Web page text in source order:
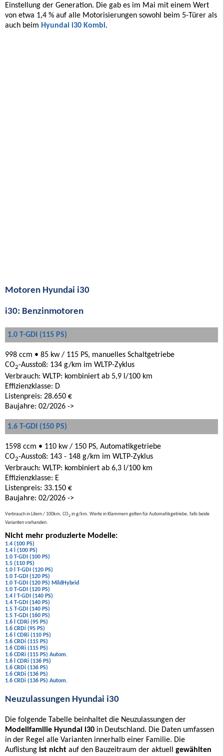
Einstellung der Generation. Die gab es im Mai mit einem Wert
von etwa 1,4 % auf alle Motorisierungen sowohl beim 5-Türer als
auch beim Hyundai i30 Kombi.
Motoren Hyundai i30
i30: Benzinmotoren
1.0 T-GDI (115 PS)
998 ccm • 85 kw / 115 PS, manuelles Schaltgetriebe
CO2-Ausstoß: 134 g/km im WLTP-Zyklus
Verbrauch: WLTP: kombiniert ab 5,9 l/100 km
Effizienzklasse: D
Listenpreis: 28.650 €
Baujahre: 02/2026 ->
1.6 T-GDI (150 PS)
1598 ccm • 110 kw / 150 PS, Automatikgetriebe
CO2-Ausstoß: 143 - 148 g/km im WLTP-Zyklus
Verbrauch: WLTP: kombiniert ab 6,3 l/100 km
Effizienzklasse: E
Listenpreis: 33.150 €
Baujahre: 02/2026 ->
Verbrauch in Litern / 100km, CO2 in g/km. Werte in Klammern gelten für Automatikgetriebe, falls beide
Varianten vorhanden.
Nicht mehr produzierte Modelle:
1.4 (100 PS)
1.4 l (100 PS)
1.0 T-GDI (100 PS)
1.5 (110 PS)
1.0 l T-GDI (120 PS)
1.0 T-GDI (120 PS)
1.0 T-GDI (120 PS) MildHybrid
1.0 T-GDI (120 PS)
1.4 l T-GDI (140 PS)
1.4 T-GDI (140 PS)
1.5 T-GDI (140 PS)
1.5 T-GDI (160 PS)
1.6 l CDRi (95 PS)
1.6 CRDi (95 PS)
1.6 l CDRi (110 PS)
1.6 CRDi (115 PS)
1.6 CDRi (115 PS)
1.6 CDRi (115 PS) Autom.
1.6 l CDRi (136 PS)
1.6 CRDi (136 PS)
1.6 CRDi (136 PS)
1.6 CRDi (136 PS) Autom.
Neuzulassungen Hyundai i30
Die folgende Tabelle beinhaltet die Neuzulassungen der
Modellfamilie Hyundai i30 in Deutschland. Die Daten umfassen
in der Regel alle Varianten innerhalb einer Familie. Die
Auflistung ist nicht auf den Bauzeitraum der aktuell gewählten